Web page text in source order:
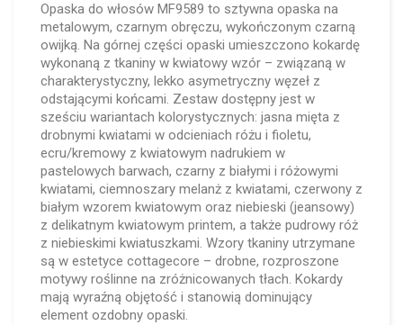
Opaska do włosów MF9589 to sztywna opaska na
metalowym, czarnym obręczu, wykończonym czarną
owijką. Na górnej części opaski umieszczono kokardę
wykonaną z tkaniny w kwiatowy wzór – związaną w
charakterystyczny, lekko asymetryczny węzeł z
odstającymi końcami. Zestaw dostępny jest w
sześciu wariantach kolorystycznych: jasna mięta z
drobnymi kwiatami w odcieniach różu i fioletu,
ecru/kremowy z kwiatowym nadrukiem w
pastelowych barwach, czarny z białymi i różowymi
kwiatami, ciemnoszary melanż z kwiatami, czerwony z
białym wzorem kwiatowym oraz niebieski (jeansowy)
z delikatnym kwiatowym printem, a także pudrowy róż
z niebieskimi kwiatuszkami. Wzory tkaniny utrzymane
są w estetyce cottagecore – drobne, rozproszone
motywy roślinne na zróżnicowanych tłach. Kokardy
mają wyraźną objętość i stanowią dominujący
element ozdobny opaski.